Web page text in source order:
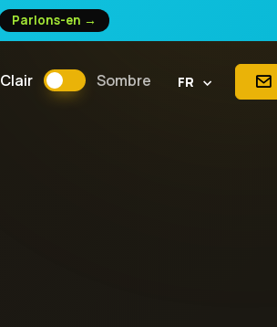
Parlons-en →
Clair Sombre FR